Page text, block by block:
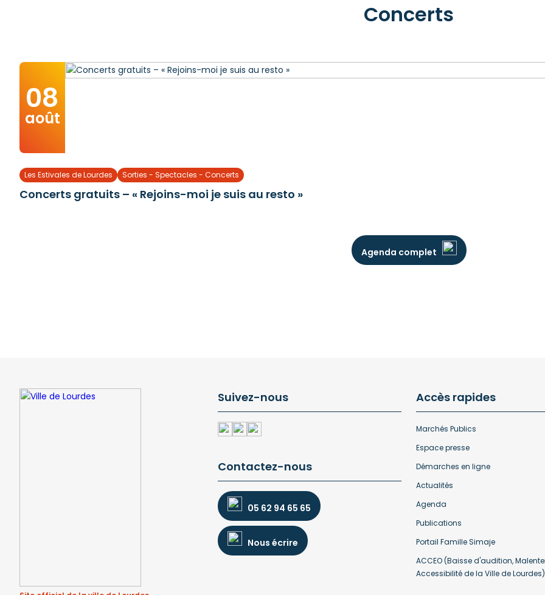
Concerts
08
août
Les Estivales de Lourdes Sorties - Spectacles - Concerts
Concerts gratuits – « Rejoins-moi je suis au resto »
Agenda complet
Suivez-nous
Contactez-nous
05 62 94 65 65
Nous écrire
Accès rapides
Marchés Publics
Espace presse
Démarches en ligne
Actualités
Agenda
Publications
Portail Famille Simaje
ACCEO (Baisse d'audition,
Accessibilité de la Ville de Lourdes)